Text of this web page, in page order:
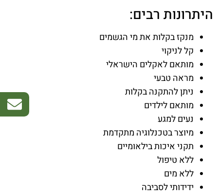
היתרונות רבים:
מנקז בקלות את מי הגשמים
קל לניקוי
מותאם לאקלים הישראלי
מראה טבעי
ניתן להתקנה בקלות
מותאם לילדים
נעים למגע
מיוצר בטכנלוגיה מתקדמת
תקני איכות בילאומיים
ללא טיפול
ללא מים
ידידותי לסביבה